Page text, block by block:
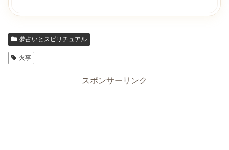
夢占いとスピリチュアル
火事
スポンサーリンク